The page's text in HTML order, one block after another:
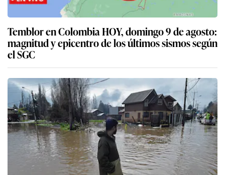
Temblor en Colombia HOY, domingo 9 de agosto:
magnitud y epicentro de los últimos sismos según
el SGC